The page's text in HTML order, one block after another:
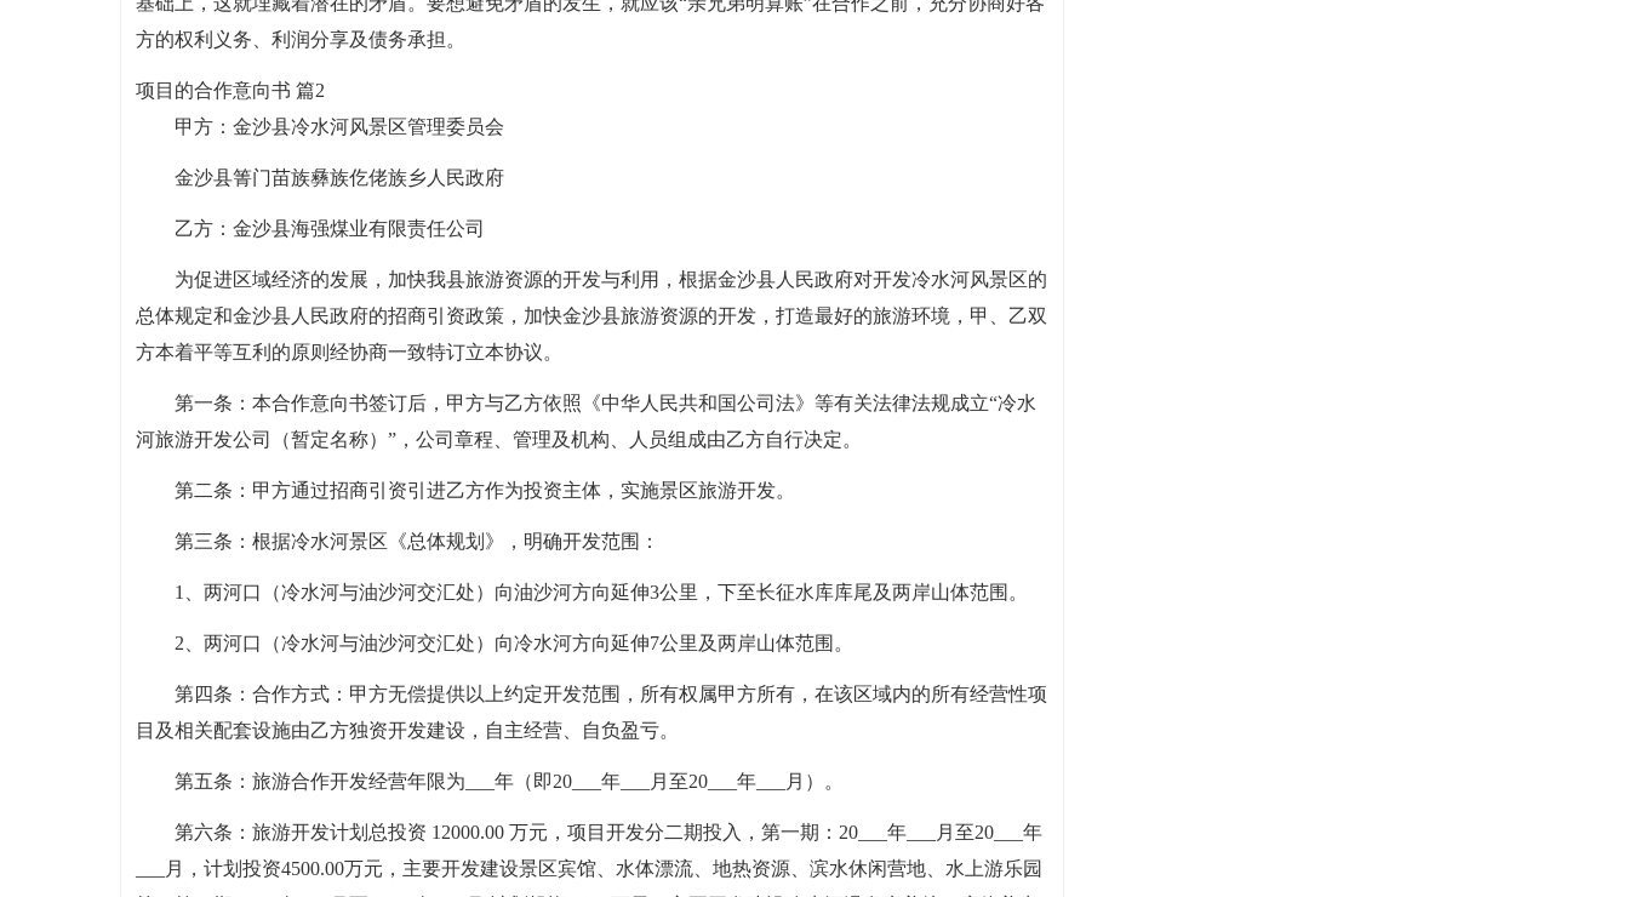
方的权利义务、利润分享及债务承担。
项目的合作意向书 篇2
甲方：金沙县冷水河风景区管理委员会
金沙县箐门苗族彝族仡佬族乡人民政府
乙方：金沙县海强煤业有限责任公司
为促进区域经济的发展，加快我县旅游资源的开发与利用，根据金沙县人民政府对开发冷水河风景区的
总体规定和金沙县人民政府的招商引资政策，加快金沙县旅游资源的开发，打造最好的旅游环境，甲、乙双
方本着平等互利的原则经协商一致特订立本协议。
第一条：本合作意向书签订后，甲方与乙方依照《中华人民共和国公司法》等有关法律法规成立“冷水
河旅游开发公司（暂定名称）”，公司章程、管理及机构、人员组成由乙方自行决定。
第二条：甲方通过招商引资引进乙方作为投资主体，实施景区旅游开发。
第三条：根据冷水河景区《总体规划》，明确开发范围：
1、两河口（冷水河与油沙河交汇处）向油沙河方向延伸3公里，下至长征水库库尾及两岸山体范围。
2、两河口（冷水河与油沙河交汇处）向冷水河方向延伸7公里及两岸山体范围。
第四条：合作方式：甲方无偿提供以上约定开发范围，所有权属甲方所有，在该区域内的所有经营性项
目及相关配套设施由乙方独资开发建设，自主经营、自负盈亏。
第五条：旅游合作开发经营年限为___年（即20___年___月至20___年___月）。
第六条：旅游开发计划总投资 12000.00 万元，项目开发分二期投入，第一期：20___年___月至20___年
___月，计划投资4500.00万元，主要开发建设景区宾馆、水体漂流、地热资源、滨水休闲营地、水上游乐园